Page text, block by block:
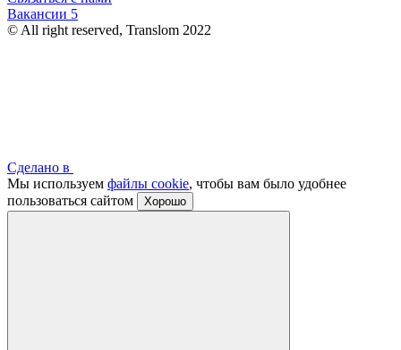
Вакансии 5
© All right reserved, Translom 2022
Сделано в
Мы используем файлы cookie, чтобы вам было удобнее
пользоваться сайтом
Хорошо